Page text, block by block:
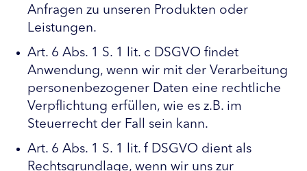
Anfragen zu unseren Produkten oder
Leistungen.
Art. 6 Abs. 1 S. 1 lit. c DSGVO findet
Anwendung, wenn wir mit der Verarbeitung
personenbezogener Daten eine rechtliche
Verpflichtung erfüllen, wie es z.B. im
Steuerrecht der Fall sein kann.
Art. 6 Abs. 1 S. 1 lit. f DSGVO dient als
Rechtsgrundlage, wenn wir uns zur